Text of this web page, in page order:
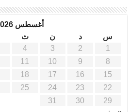
أغسطس 2026
س
د ن ث
1
2
3
4
8
9
10
11
15
16
17
18
22
23
24
25
29
30
31